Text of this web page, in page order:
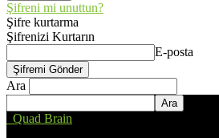
Şifreni mi unuttun?
Şifre kurtarma
Şifrenizi Kurtarın
E-posta
Ara
Quad Brain